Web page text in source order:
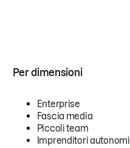
Per dimensioni
Enterprise
Fascia media
Piccoli team
Imprenditori autonomi